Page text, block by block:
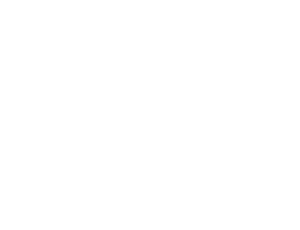
ОАЕ и Алжир передали
Алжир передал Эритрее